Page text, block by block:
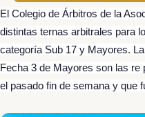
El Colegio de Árbitros de la
distintas ternas arbitrales para
categoría Sub 17 y Mayores.
Fecha 3 de Mayores son las re
el pasado fin de semana y que